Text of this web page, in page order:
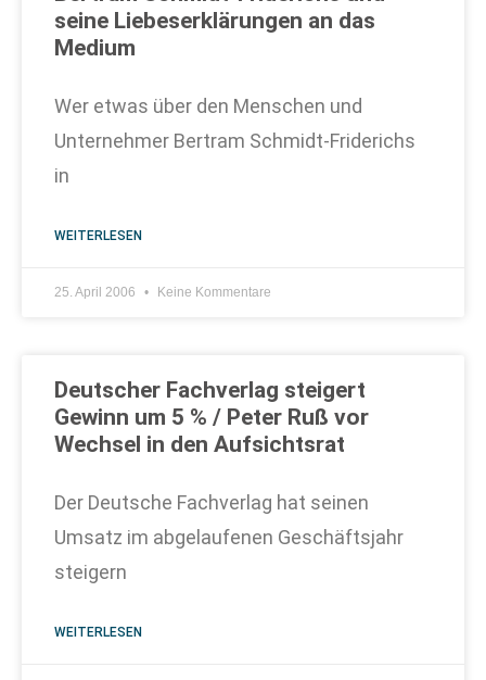
seine Liebeserklärungen an das
Medium
Wer etwas über den Menschen und
Unternehmer Bertram Schmidt-Friderichs
in
WEITERLESEN
25. April 2006 Keine Kommentare
Deutscher Fachverlag steigert
Gewinn um 5 % / Peter Ruß vor
Wechsel in den Aufsichtsrat
Der Deutsche Fachverlag hat seinen
Umsatz im abgelaufenen Geschäftsjahr
steigern
WEITERLESEN